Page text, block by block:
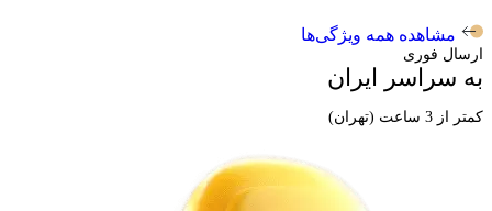
مشاهده همه ویژگی‌ها
ارسال فوری
به سراسر ایران
کمتر از 3 ساعت (تهران)